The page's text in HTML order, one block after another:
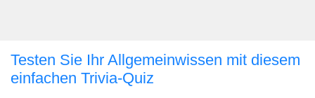
Testen Sie Ihr Allgemeinwissen mit diesem
einfachen Trivia-Quiz